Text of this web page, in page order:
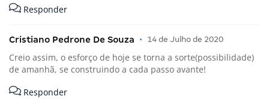
Responder
Cristiano Pedrone De Souza • 14 de Julho de 2020
Creio assim, o esforço de hoje se torna a sorte(possibilidade)
de amanhã, se construindo a cada passo avante!
Responder